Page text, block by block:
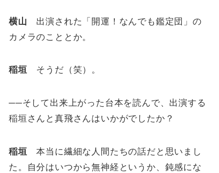
横山 出演された「開運！なんでも鑑定団」の
カメラのこととか。
稲垣 そうだ（笑）。
──そして出来上がった台本を読んで、出演する
稲垣さんと真飛さんはいかがでしたか？
稲垣 本当に繊細な人間たちの話だと思いまし
た。自分はいつから無神経というか、鈍感にな